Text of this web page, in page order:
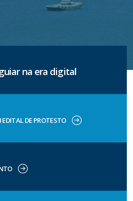
na era digital
DE PROTESTO